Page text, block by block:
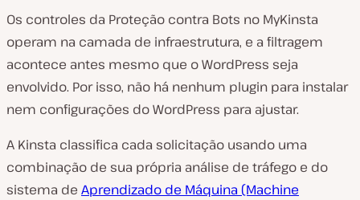
Os controles da Proteção contra Bots no MyKinsta
operam na camada de infraestrutura, e a filtragem
acontece antes mesmo que o WordPress seja
envolvido. Por isso, não há nenhum plugin para instalar
nem configurações do WordPress para ajustar.
A Kinsta classifica cada solicitação usando uma
combinação de sua própria análise de tráfego e do
sistema de Aprendizado de Máquina (Machine